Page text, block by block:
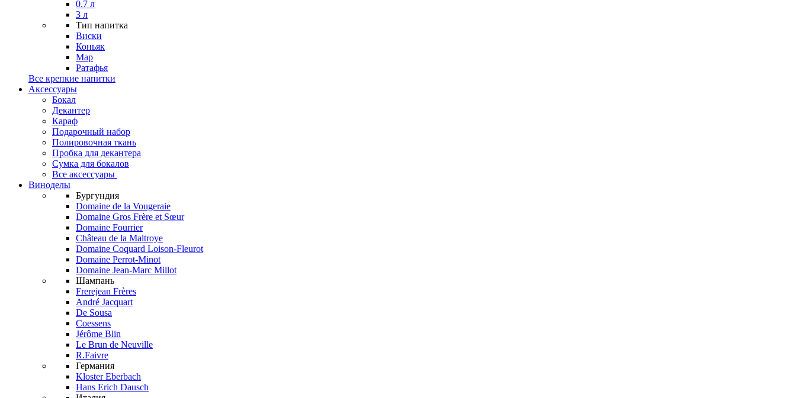
0.7 л
3 л
Тип напитка
Виски
Коньяк
Мар
Ратафья
Все крепкие напитки
Аксессуары
Бокал
Декантер
Караф
Подарочный набор
Полировочная ткань
Пробка для декантера
Сумка для бокалов
Все аксессуары
Виноделы
Бургундия
Domaine de la Vougeraie
Domaine Gros Frère et Sœur
Domaine Fourrier
Château de la Maltroye
Domaine Coquard Loison-Fleurot
Domaine Perrot-Minot
Domaine Jean-Marc Millot
Шампань
Frerejean Frères
André Jacquart
De Sousa
Coessens
Jérôme Blin
Le Brun de Neuville
R.Faivre
Германия
Kloster Eberbach
Hans Erich Dausch